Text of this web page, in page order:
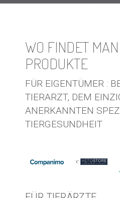
WO FINDET
PRODUKTE
FÜR EIGENTÜMER :
TIERARZT, DEM
ANERKANNTEN
TIERGESUNDHEIT